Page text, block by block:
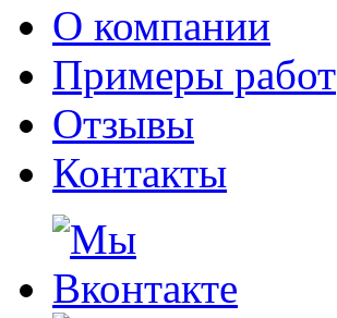
О компании
Примеры работ
Отзывы
Контакты